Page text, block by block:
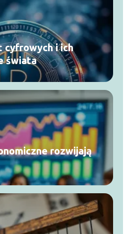
cyfrowych i ich
świata
rozwijają